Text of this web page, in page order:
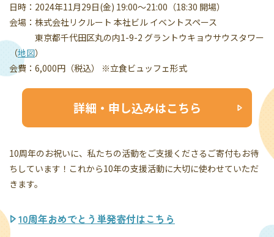
日時：2024年11月29日(金) 19:00〜21:00（18:30 開場）
会場：株式会社リクルート 本社ビル イベントスペース
東京都千代田区丸の内1-9-2 グラントウキョウサウスタワー
（地図）
会費：6,000円（税込） ※立食ビュッフェ形式
詳細・申し込みはこちら
10周年のお祝いに、私たちの活動をご支援くださるご寄付もお待
ちしています！これから10年の支援活動に大切に使わせていただ
きます。
10周年おめでとう単発寄付はこちら